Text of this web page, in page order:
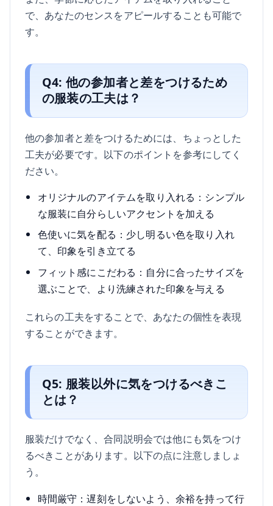
で、あなたのセンスをアピールすることも可能で
す。
Q4: 他の参加者と差をつけるため
の服装の工夫は？
他の参加者と差をつけるためには、ちょっとした
工夫が必要です。以下のポイントを参考にしてく
ださい。
オリジナルのアイテムを取り入れる：シンプル
な服装に自分らしいアクセントを加える
色使いに気を配る：少し明るい色を取り入れ
て、印象を引き立てる
フィット感にこだわる：自分に合ったサイズを
選ぶことで、より洗練された印象を与える
これらの工夫をすることで、あなたの個性を表現
することができます。
Q5: 服装以外に気をつけるべきこ
とは？
服装だけでなく、合同説明会では他にも気をつけ
るべきことがあります。以下の点に注意しましょ
う。
時間厳守：遅刻をしないよう、余裕を持って行